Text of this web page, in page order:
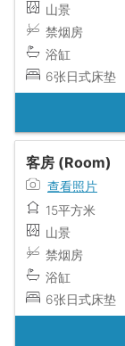
山景
禁烟房
浴缸
6张日式床垫
客房 (Room)
查看照片
15平方米
山景
禁烟房
浴缸
6张日式床垫